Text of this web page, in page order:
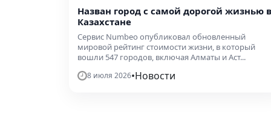
Назван город с самой дорогой жизнью в
Казахстане
Сервис Numbeo опубликовал обновленный
мировой рейтинг стоимости жизни, в который
вошли 547 городов, включая Алматы и Аст...
8 июля 2026•Новости